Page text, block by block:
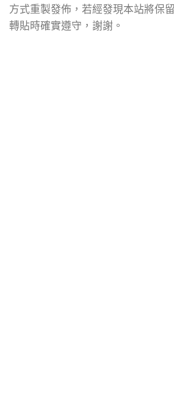
方式重製發佈，若經發現本站將保
轉貼時確實遵守，謝謝。